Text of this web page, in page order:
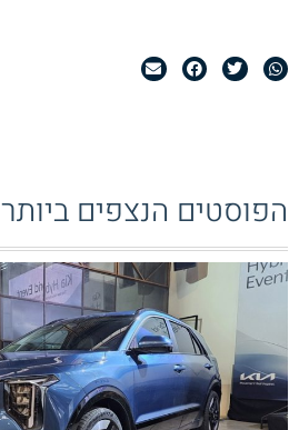
הפוסטים הנצפים ביותר